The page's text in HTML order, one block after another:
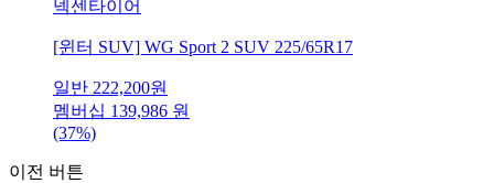
넥센타이어
[윈터 SUV] WG Sport 2 SUV 225/65R17
일반 222,200원
멤버십 139,986 원
(37%)
이전 버튼